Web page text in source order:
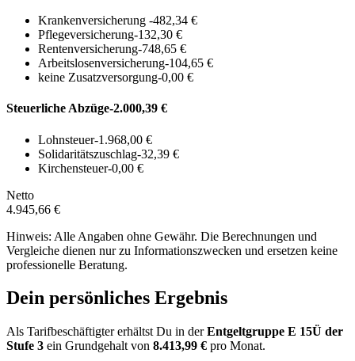
Krankenversicherung -482,34 €
Pflegeversicherung-132,30 €
Rentenversicherung-748,65 €
Arbeitslosenversicherung-104,65 €
keine Zusatzversorgung-0,00 €
Steuerliche Abzüge-2.000,39 €
Lohnsteuer-1.968,00 €
Solidaritätszuschlag-32,39 €
Kirchensteuer-0,00 €
Netto
4.945,66 €
Hinweis: Alle Angaben ohne Gewähr. Die Berechnungen und
Vergleiche dienen nur zu Informationszwecken und ersetzen keine
professionelle Beratung.
Dein persönliches Ergebnis
Als Tarifbeschäftigter erhältst Du in derEntgeltgruppe E 15Ü der
Stufe 3 ein Grundgehalt von 8.413,99 € pro Monat.